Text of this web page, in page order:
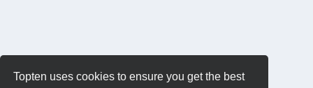
Topten uses cookies to ensure you get the best